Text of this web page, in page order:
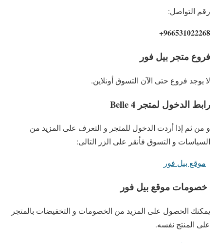
رقم التواصل:
966531022268+
فروع متجر بيل فور
لا يوجد فروع حتى الآن التسوق أونلاين.
رابط الدخول لمتجر Belle 4
و من ثم إذا أردت الدخول للمتجر و التعرف على المزيد من
السياسات و التسوق فأنقر على الزر التالى:
موقع بيل فور
خصومات موقع بيل فور
يمكنك الحصول على المزيد من الخصومات و التخفيضات بالمتجر
على المنتج نفسه.